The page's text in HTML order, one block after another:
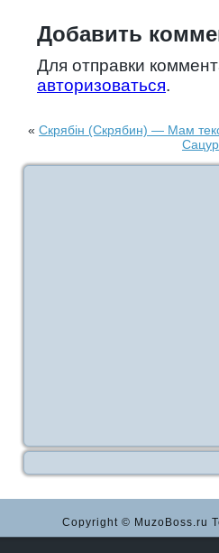
Добавить
Для отправки
авторизоваться.
« Скрябін (Скрябин) — Мам
Copyright © MuzoBoss.ru